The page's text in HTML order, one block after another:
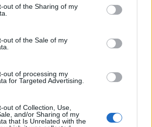
out of the Sharing of my
out of the Sale of my
out of processing my
for Targeted Advertising.
out of Collection, Use,
and/or Sharing of my
that Is Unrelated with the
verdedigende stabiliteit en het vermogen
de streep te trekken zijn minstens zo
oogt Oranje relatief sterk. Dat
het waarom steeds meer analisten en
denken dat deze ploeg ver kan komen. De
maar beschikt wel over een structuur